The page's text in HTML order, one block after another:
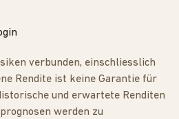
verbunden, einschliesslich
Rendite ist keine Garantie für
und erwartete Renditen
werden zu